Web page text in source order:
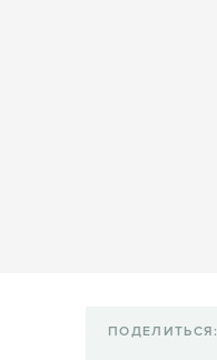
ПОДЕЛИТЬСЯ: